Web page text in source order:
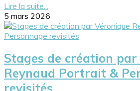
Lire la suite...
5 mars 2026
Stages de création
Reynaud Portrait &